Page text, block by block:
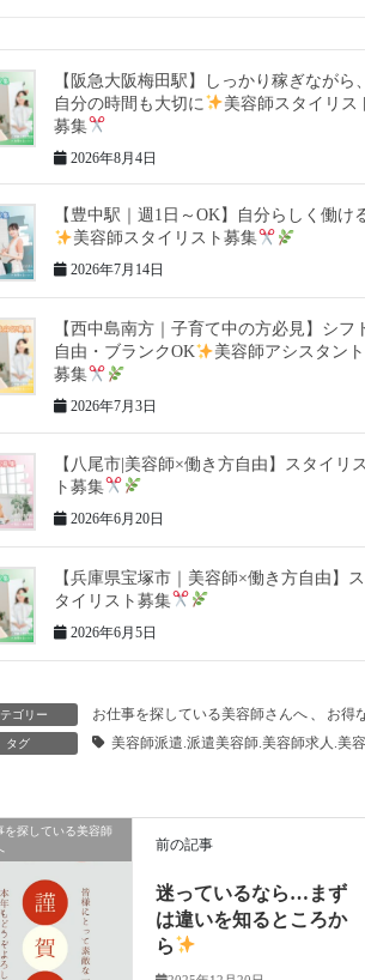
【阪急大阪梅田駅】しっかり稼ぎながら、
自分の時間も大切に
美容師スタイリス
募集
2026年8月4日
【豊中駅｜週1日～OK】自分らしく働け
美容師スタイリスト募集
2026年7月14日
【西中島南方｜子育て中の方必見】シフ
自由・ブランクOK
美容師アシスタント
募集
2026年7月3日
【八尾市|美容師×働き方自由】スタイリス
ト募集
2026年6月20日
【兵庫県宝塚市｜美容師×働き方自由】ス
タイリスト募集
2026年6月5日
ゴリー お仕事を探している美容師さんへ お得
タグ 美容師派遣.派遣美容師.美容師求人.美
を探している美容師
前の記事
迷っているなら…まず
は違いを知るところか
ら